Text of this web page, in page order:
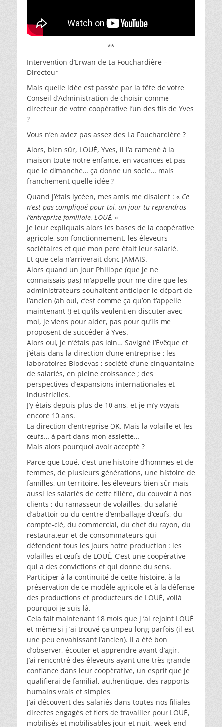
**
Intervention d’Erwan de La Fouchardière –
Directeur
Mais quelle idée est passée par la tête de votre
Conseil d’Administration de choisir comme
directeur de votre coopérative l’un des fils de Yves
?
Vous n’en aviez pas assez des La Fouchardière ?
Alors, bien sûr, LOUÉ, Yves, il l’a ramené à la
maison toute notre enfance, en vacances et pas
que le dimanche… ça donne un socle… mais
franchement quelle idée ?
Quand j’étais lycéen, mes amis me disaient : « Ce
n’est pas compliqué pour toi, un jour tu reprendras
l’entreprise familiale, LOUÉ. »
Je leur expliquais alors les bases de la coopérative
agricole, son fonctionnement, les éleveurs
sociétaires et que mon père était leur salarié.
Et que cela n’arriverait donc JAMAIS.
Alors quand un jour Philippe (que je ne
connaissais pas) m’appelle pour me dire que les
administrateurs souhaitent anticiper le départ de
l’ancien (ah oui, c’est comme ça qu’on t’appelle
maintenant !) et qu’ils veulent en discuter avec
moi, je viens pour aider, pas pour qu’ils me
proposent de succéder à Yves.
Alors oui, je n’étais pas loin… Savigné l’Évêque et
j’étais dans la direction d’une entreprise ; les
laboratoires Biodevas ; société d’une cinquantaine
de salariés, en pleine croissance ; des
perspectives d’expansions internationales et
industrielles.
J’y étais depuis plus de 10 ans, et je m’y voyais
encore 10 ans.
La direction d’entreprise OK. Mais la volaille et les
œufs… à part dans mon assiette…
Mais alors pourquoi avoir accepté ?
Parce que Loué, c’est une histoire d’hommes et de
femmes, de plusieurs générations, une histoire de
familles, un territoire, les éleveurs bien sûr mais
aussi les salariés de cette filière, du couvoir à nos
clients ; du ramasseur de volailles, du salarié
d’abattoir ou du centre d’emballage d’œufs, du
compte-clé, du commercial, du chef du rayon, du
restaurateur et de consommateurs qui
défendent tous les jours notre production : les
volailles et œufs de LOUÉ. C’est une coopérative
qui a des convictions et qui donne du sens.
Participer à la continuité de cette histoire, à la
préservation de ce modèle agricole et à la défense
des productions et producteurs de LOUÉ, voilà
pourquoi je suis là.
Cela fait maintenant 18 mois que j ’ai rejoint LOUÉ
et même si j ’ai trouvé ça unpeu long parfois (il est
une peu envahissant l’ancien). Il a été bon
d’observer, écouter et apprendre avant d’agir.
J’ai rencontré des éleveurs ayant une très grande
confiance dans leur coopérative, un esprit que je
qualifierai de familial, authentique, des rapports
humains vrais et simples.
J’ai découvert des salariés dans toutes nos filiales
directes engagés et fiers de travailler pour LOUÉ,
mobilisés et mobilisables jour et nuit, week-end